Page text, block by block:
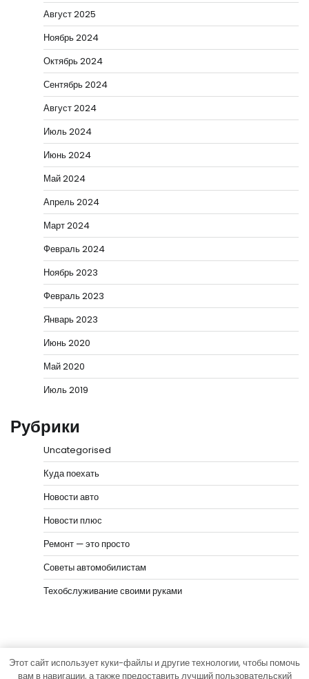
Август 2025
Ноябрь 2024
Октябрь 2024
Сентябрь 2024
Август 2024
Июль 2024
Июнь 2024
Май 2024
Апрель 2024
Март 2024
Февраль 2024
Ноябрь 2023
Февраль 2023
Январь 2023
Июнь 2020
Май 2020
Июль 2019
Рубрики
Uncategorised
Куда поехать
Новости авто
Новости плюс
Ремонт — это просто
Советы автомобилистам
Техобслуживание своими руками
Copyright © 2026Город на колёсахТема News Bank
Этот сайт использует куки-файлы и другие технологии, чтобы помочь
вам в навигации, а также предоставить лучший пользовательский